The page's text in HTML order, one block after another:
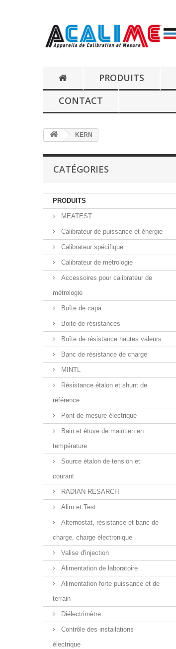
PRODUITS
CONTACT
KERN
CATÉGORIES
PRODUITS
MEATEST
Calibrateur de puissance et énergie
Calibrateur spécifique
Calibrateur de métrologie
Accessoires pour calibrateur de
métrologie
Boîte de capa
Boite de résistances
Boîte de résistance hautes valeurs
Banc de résistance de charge
MINTL
Résistance étalon et shunt de
référence
Pont de mesure électrique
Bain et étuve de maintien en
température
Source étalon de tension et
courant
RADIAN RESARCH
Alim et Test
Alternostat, résistance et banc de
charge, charge électronique
Valise d'injection
Alimentation de laboratoire
Alimentation forte puissance et de
terrain
Diélectrimètre
Contrôle des installations
électrique